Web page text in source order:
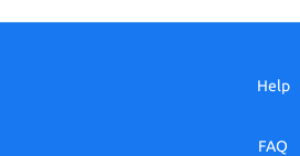
Help
FAQ